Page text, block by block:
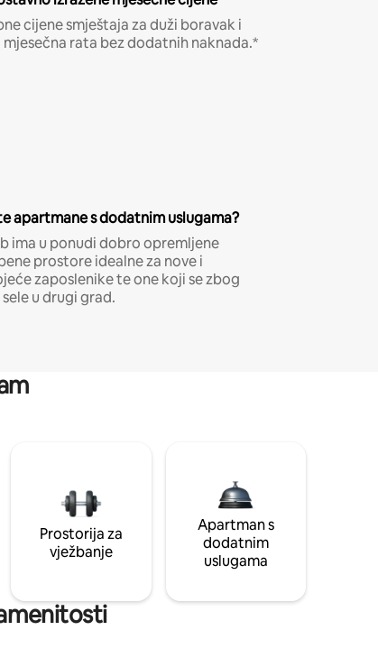
cijene smještaja za duži boravak i
mjesečna rata bez dodatnih naknada.*
apartmane s dodatnim uslugama?
ima u ponudi dobro opremljene
prostore idealne za nove i
zaposlenike te one koji se zbog
u drugi grad.
Prostorija za
vježbanje
Apartman s
dodatnim
uslugama